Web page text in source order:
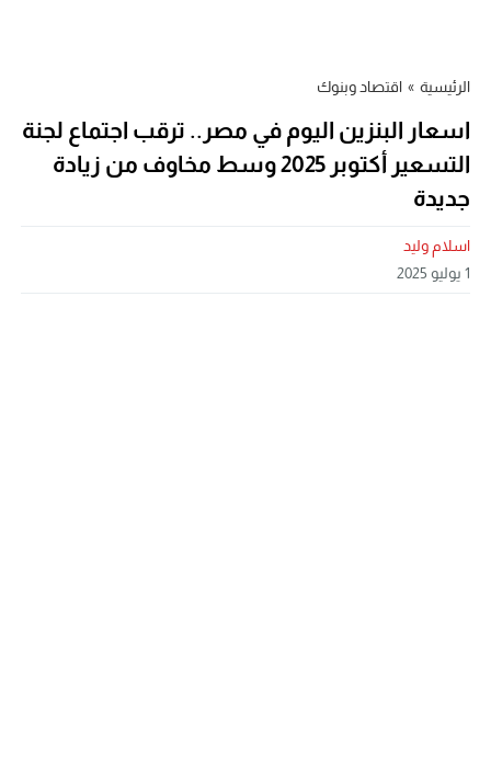
الرئيسية » اقتصاد وبنوك
اسعار البنزين اليوم في مصر.. ترقب اجتماع لجنة
التسعير أكتوبر 2025 وسط مخاوف من زيادة
جديدة
اسلام وليد
1 يوليو 2025